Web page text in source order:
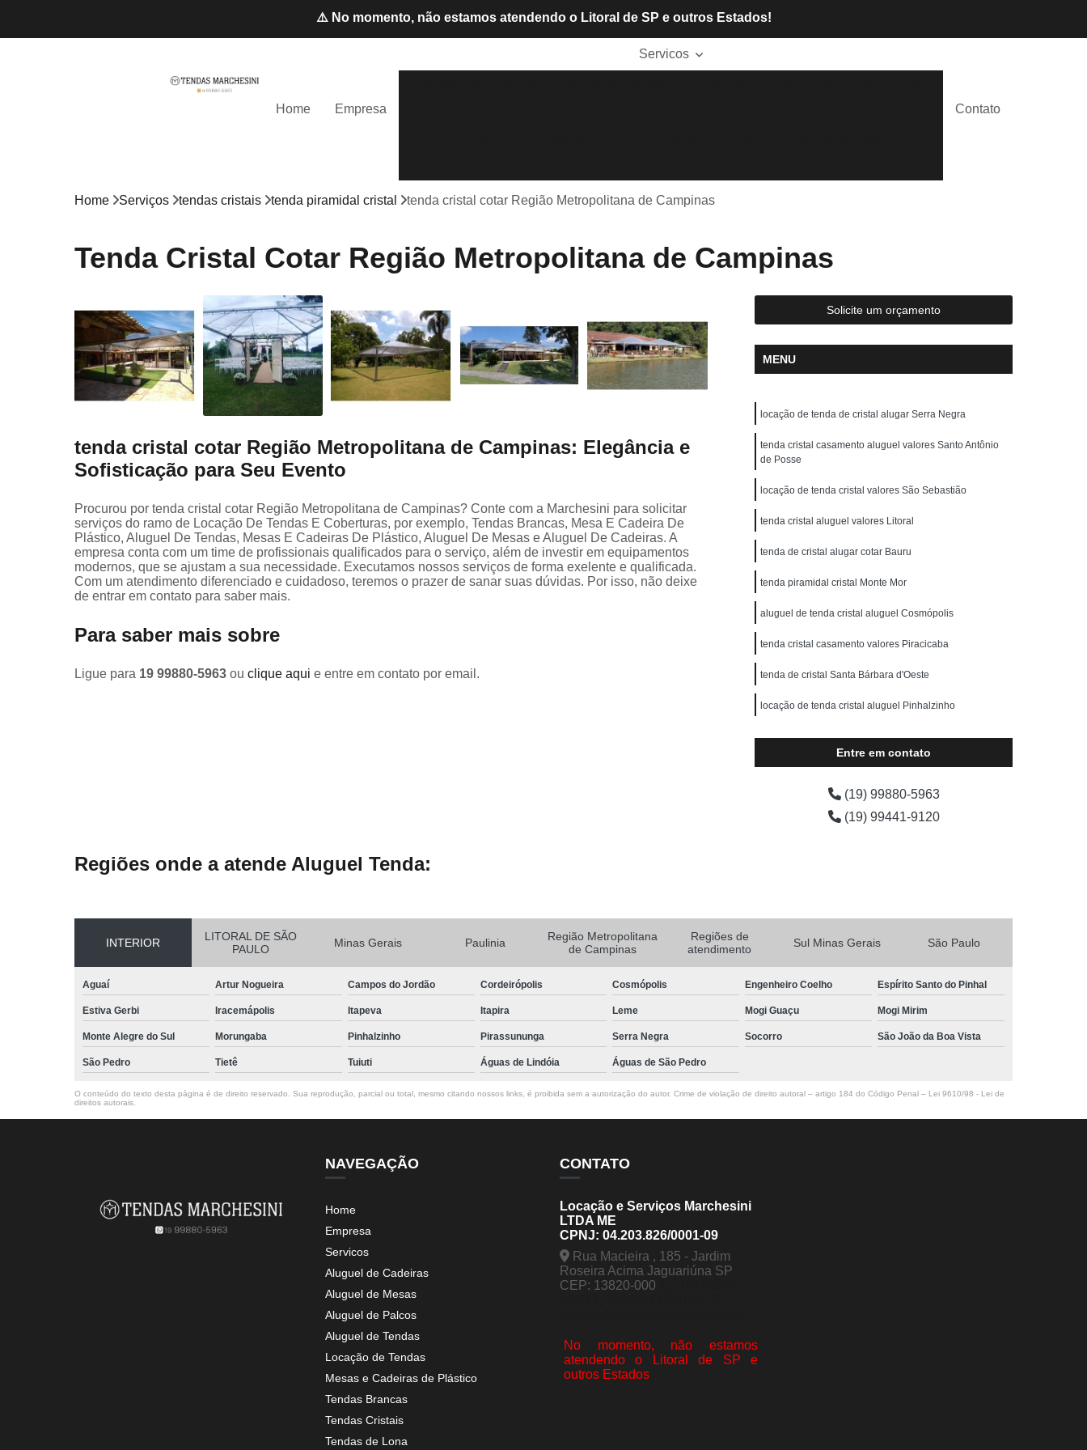
⚠️ No momento, não estamos atendendo o Litoral de SP e outros Estados!
Home Empresa
Servicos
Contato
Home Serviços tendas cristais tenda piramidal cristal tenda cristal cotar Região Metropolitana de Campinas
Tenda Cristal Cotar Região Metropolitana de Campinas
tenda cristal cotar Região Metropolitana de Campinas: Elegância e
Sofisticação para Seu Evento
Procurou por tenda cristal cotar Região Metropolitana de Campinas? Conte com a Marchesini para solicitar
serviços do ramo de Locação De Tendas E Coberturas, por exemplo, Tendas Brancas, Mesa E Cadeira De
Plástico, Aluguel De Tendas, Mesas E Cadeiras De Plástico, Aluguel De Mesas e Aluguel De Cadeiras. A
empresa conta com um time de profissionais qualificados para o serviço, além de investir em equipamentos
modernos, que se ajustam a sua necessidade. Executamos nossos serviços de forma exelente e qualificada.
Com um atendimento diferenciado e cuidadoso, teremos o prazer de sanar suas dúvidas. Por isso, não deixe
de entrar em contato para saber mais.
Para saber mais sobre
Ligue para 19 99880-5963 ou clique aqui e entre em contato por email.
Solicite um orçamento
MENU
locação de tenda de cristal alugar Serra Negra
tenda cristal casamento aluguel valores Santo Antônio
de Posse
locação de tenda cristal valores São Sebastião
tenda cristal aluguel valores Litoral
tenda de cristal alugar cotar Bauru
tenda piramidal cristal Monte Mor
aluguel de tenda cristal aluguel Cosmópolis
tenda cristal casamento valores Piracicaba
tenda de cristal Santa Bárbara d'Oeste
locação de tenda cristal aluguel Pinhalzinho
Entre em contato
(19) 99880-5963
(19) 99441-9120
Regiões onde a atende Aluguel Tenda:
INTERIOR
LITORAL DE SÃO
PAULO
Minas Gerais Paulinia
Região Metropolitana
de Campinas
Regiões de
atendimento
Sul Minas Gerais São Paulo
Aguaí Artur Nogueira Campos do Jordão Cordeirópolis Cosmópolis Engenheiro Coelho Espírito Santo do Pinhal
Estiva Gerbi Iracemápolis Itapeva Itapira Leme Mogi Guaçu Mogi Mirim
Monte Alegre do Sul Morungaba Pinhalzinho Pirassununga Serra Negra Socorro São João da Boa Vista
São Pedro Tietê Tuiuti Águas de Lindóia Águas de São Pedro
O conteúdo do texto desta página é de direito reservado. Sua reprodução, parcial ou total, mesmo citando nossos links, é proibida sem a autorização do autor. Crime de violação de direito autoral – artigo 184 do Código Penal – Lei 9610/98 - Lei de
direitos autorais
NAVEGAÇÃO
Home
Empresa
Servicos
Aluguel de Cadeiras
Aluguel de Mesas
Aluguel de Palcos
Aluguel de Tendas
Locação de Tendas
Mesas e Cadeiras de Plástico
Tendas Brancas
Tendas Cristais
Tendas de Lona
CONTATO
Locação e Serviços Marchesini
LTDA ME
CPNJ: 04.203.826/0001-09
Rua Macieira , 185 - Jardim
Roseira Acima Jaguariúna SP
CEP: 13820-000
No momento, não estamos
atendendo o Litoral de SP e
outros Estados